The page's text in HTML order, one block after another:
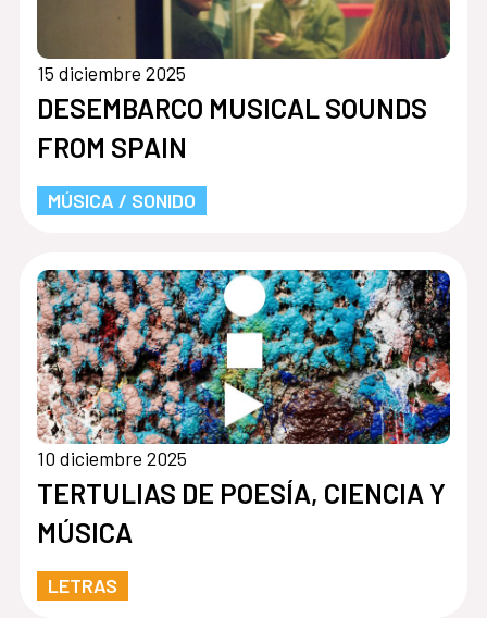
15 diciembre 2025
DESEMBARCO MUSICAL SOUNDS
FROM SPAIN
MÚSICA / SONIDO
10 diciembre 2025
TERTULIAS DE POESÍA, CIENCIA Y
MÚSICA
LETRAS